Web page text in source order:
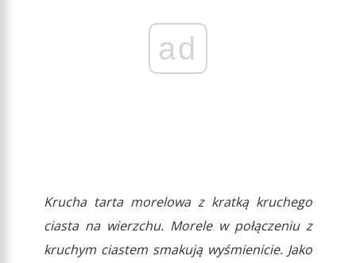
ad
Krucha tarta morelowa z kratką kruchego
ciasta na wierzchu. Morele w połączeniu z
kruchym ciastem smakują wyśmienicie. Jako